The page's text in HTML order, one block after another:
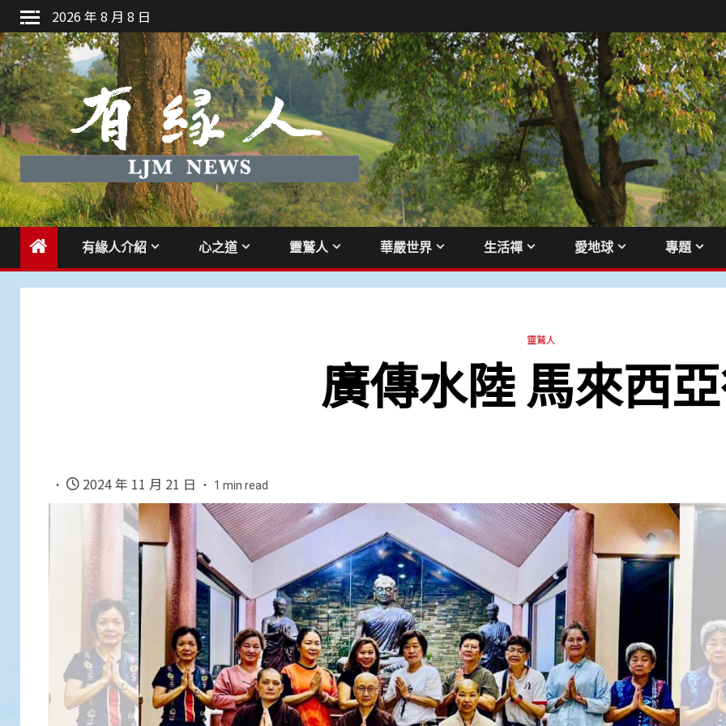
Skip
to
content
2026 年 8 月 8 日
有緣人介紹 心之道 靈鷲人 華嚴世界 生活禪 愛地球 專題
靈鷲人
廣傳水陸 馬來西
2024 年 11 月 21 日 1 min read